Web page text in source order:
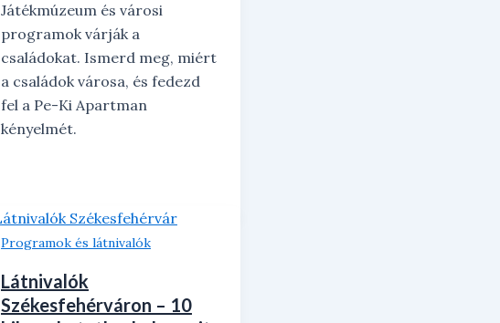
Játékmúzeum és városi
programok várják a
családokat. Ismerd meg, miért
a családok városa, és fedezd
fel a Pe-Ki Apartman
kényelmét.
Programok és látnivalók
Látnivalók
Székesfehérváron – 10